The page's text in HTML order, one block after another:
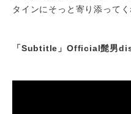
タインにそっと寄り添ってく
「Subtitle」Official髭男